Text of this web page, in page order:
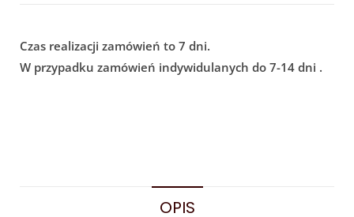
Czas realizacji zamówień to 7 dni.
W przypadku zamówień indywidulanych do 7-14 dni .
OPIS